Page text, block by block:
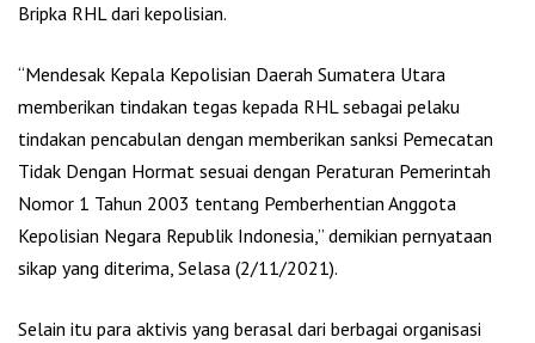
Bripka RHL dari kepolisian.
“Mendesak Kepala Kepolisian Daerah Sumatera Utara
memberikan tindakan tegas kepada RHL sebagai pelaku
tindakan pencabulan dengan memberikan sanksi Pemecatan
Tidak Dengan Hormat sesuai dengan Peraturan Pemerintah
Nomor 1 Tahun 2003 tentang Pemberhentian Anggota
Kepolisian Negara Republik Indonesia,” demikian pernyataan
sikap yang diterima, Selasa (2/11/2021).
Selain itu para aktivis yang berasal dari berbagai organisasi